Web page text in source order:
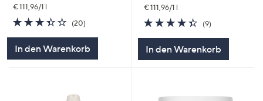
€ 111,96/1 l
3.4
von
(20)20
In den Warenkorb
€ 111,96/1 l
4.3
von
(9)9
In den Warenkorb